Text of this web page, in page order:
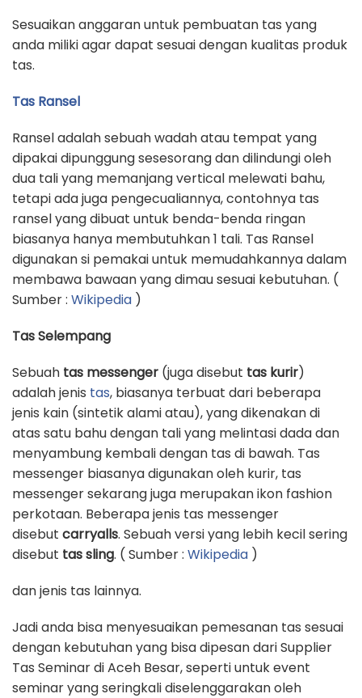
Sesuaikan anggaran untuk pembuatan tas yang
anda miliki agar dapat sesuai dengan kualitas produk
tas.
Tas Ransel
Ransel adalah sebuah wadah atau tempat yang
dipakai dipunggung sesesorang dan dilindungi oleh
dua tali yang memanjang vertical melewati bahu,
tetapi ada juga pengecualiannya, contohnya tas
ransel yang dibuat untuk benda-benda ringan
biasanya hanya membutuhkan 1 tali. Tas Ransel
digunakan si pemakai untuk memudahkannya dalam
membawa bawaan yang dimau sesuai kebutuhan. (
Sumber : Wikipedia )
Tas Selempang
Sebuah tas messenger (juga disebut tas kurir)
adalah jenis tas, biasanya terbuat dari beberapa
jenis kain (sintetik alami atau), yang dikenakan di
atas satu bahu dengan tali yang melintasi dada dan
menyambung kembali dengan tas di bawah. Tas
messenger biasanya digunakan oleh kurir, tas
messenger sekarang juga merupakan ikon fashion
perkotaan. Beberapa jenis tas messenger
disebut carryalls. Sebuah versi yang lebih kecil sering
disebut tas sling. ( Sumber : Wikipedia )
dan jenis tas lainnya.
Jadi anda bisa menyesuaikan pemesanan tas sesuai
dengan kebutuhan yang bisa dipesan dari Supplier
Tas Seminar di Aceh Besar, seperti untuk event
seminar yang seringkali diselenggarakan oleh